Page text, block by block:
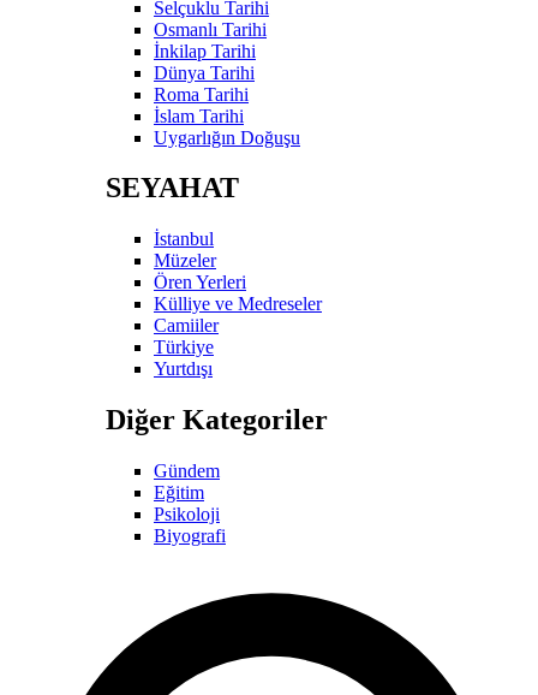
Selçuklu Tarihi
Osmanlı Tarihi
İnkilap Tarihi
Dünya Tarihi
Roma Tarihi
İslam Tarihi
Uygarlığın Doğuşu
SEYAHAT
İstanbul
Müzeler
Ören Yerleri
Külliye ve Medreseler
Camiiler
Türkiye
Yurtdışı
Diğer Kategoriler
Gündem
Eğitim
Psikoloji
Biyografi